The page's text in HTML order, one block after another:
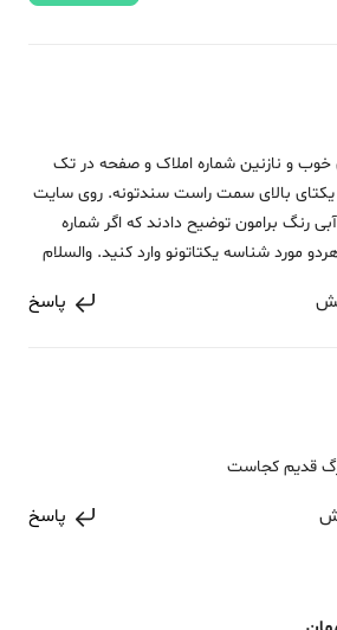
و نازنین شماره املاک و صفحه در تک
بالای سمت راست سندتونه. روی سایت
رنگ برامون توضیح دادند که اگر شماره
مورد شناسه یکتاتونو وارد کنید. والسلام
پاسخ
قدیم کجاست
پاسخ